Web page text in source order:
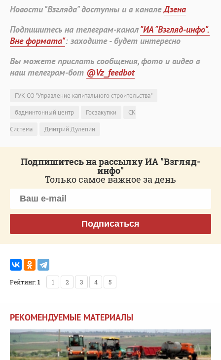
Новости "Взгляда" доступны и в каналеДзена
Подпишитесь на телеграм-канал"ИА "Взгляд-инфо".
Вне формата": заходите - будет интересно
Вы можете прислать сообщения, фото и видео в
наш телеграм-бот @Vz_feedbot
ГУК СО "Управление капитального строительства"
бадминтонный центр
Госзакупки
СК
Система
Дмитрий Дулепин
Подпишитесь на рассылку ИА "Взгляд-
инфо"
Только самое важное за день
Подписаться
Рейтинг:1 1 2 3 4 5
РЕКОМЕНДУЕМЫЕ МАТЕРИАЛЫ